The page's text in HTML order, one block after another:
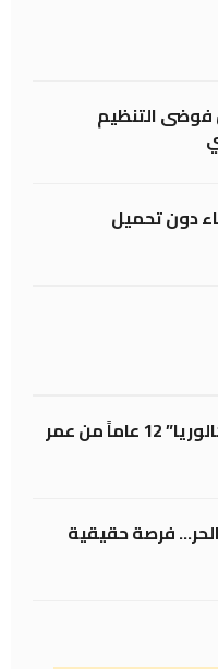
فوضى التنظيم
دون تحميل
كابوس النتائج.. حين تختزل “البكالوريا” 12 عاماً من عمر
فرصة حقيقية